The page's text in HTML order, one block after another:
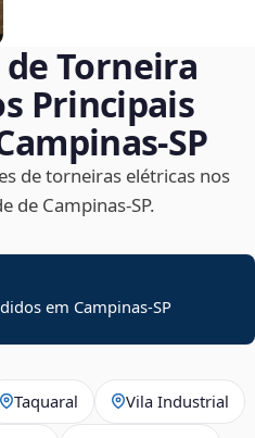
Torneira
Principais
de torneiras elétricas nos
de Campinas‑SP.
em Campinas-SP
Taquaral Vila Industrial